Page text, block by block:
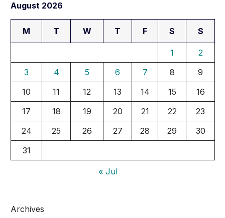
August 2026
M T W T F S S
1
2
3
4 5 6 7 8
9
10
11 12 13 14 15
16
17
18 19 20 21 22
23
24
25 26 27 28 29
30
31
« Jul
Archives